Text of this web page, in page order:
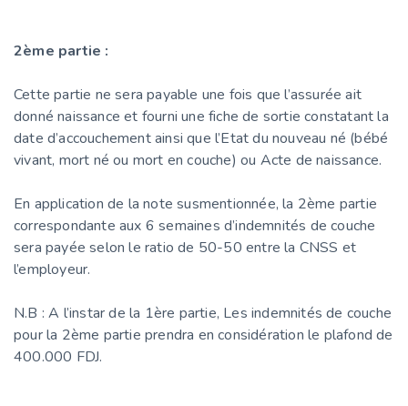
2ème partie :
Cette partie ne sera payable une fois que l’assurée ait
donné naissance et fourni une fiche de sortie constatant la
date d’accouchement ainsi que l’Etat du nouveau né (bébé
vivant, mort né ou mort en couche) ou Acte de naissance.
En application de la note susmentionnée, la 2ème partie
correspondante aux 6 semaines d’indemnités de couche
sera payée selon le ratio de 50-50 entre la CNSS et
l’employeur.
N.B : A l’instar de la 1ère partie, Les indemnités de couche
pour la 2ème partie prendra en considération le plafond de
400.000 FDJ.